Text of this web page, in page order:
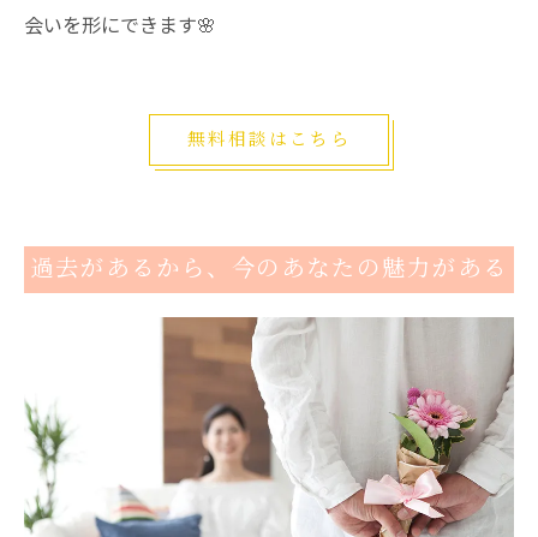
会いを形にできます🌸
無料相談はこちら
過去があるから、今のあなたの魅力がある